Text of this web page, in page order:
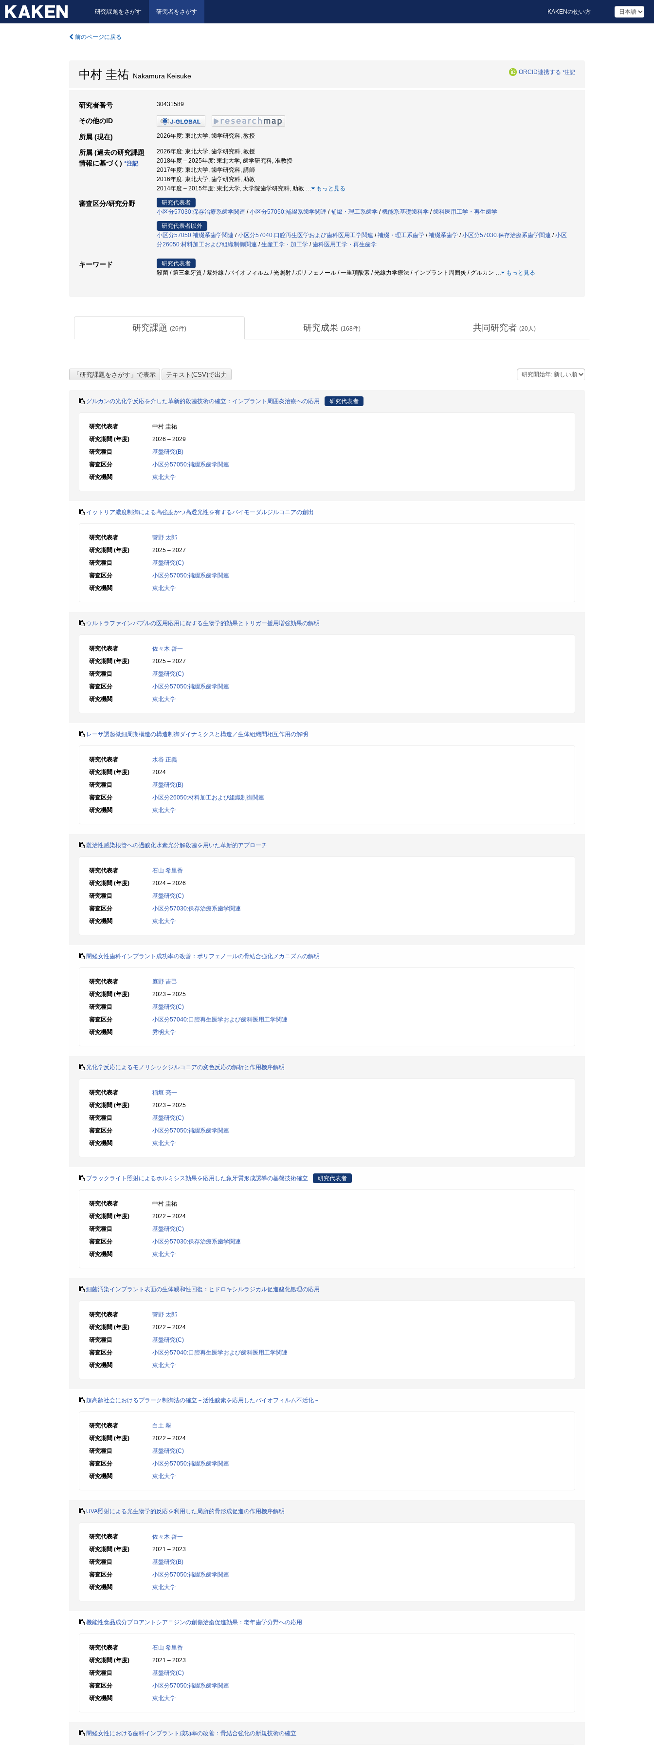
研究課題をさがす 研究者をさがす KAKENの使い方
前のページに戻る
中村 圭祐 Nakamura Keisuke ORCID連携する *注記
研究者番号 30431589
その他のID
所属 (現在) 2026年度: 東北大学, 歯学研究科, 教授
所属 (過去の研究課題
情報に基づく) *注記
2026年度: 東北大学, 歯学研究科, 教授
2018年度 – 2025年度: 東北大学, 歯学研究科, 准教授
2017年度: 東北大学, 歯学研究科, 講師
2016年度: 東北大学, 歯学研究科, 助教
2014年度 – 2015年度: 東北大学, 大学院歯学研究科, 助教 … もっと見る
審査区分/研究分野
研究代表者
小区分57030:保存治療系歯学関連 /小区分57050:補綴系歯学関連 /補綴・理工系歯学 /機能系基礎歯科学 /歯科医用工学・再生歯学
研究代表者以外
小区分57050:補綴系歯学関連 /小区分57040:口腔再生医学および歯科医用工学関連 /補綴・理工系歯学 /補綴系歯学 /小区分57030:保存治療系歯学関連 /小区
分26050:材料加工および組織制御関連 /生産工学・加工学 /歯科医用工学・再生歯学
キーワード
研究代表者
殺菌 / 第三象牙質 / 紫外線 / バイオフィルム / 光照射 / ポリフェノール / 一重項酸素 / 光線力学療法 / インプラント周囲炎 / グルカン … もっと見る
研究課題 (26件) 研究成果 (168件) 共同研究者 (20人)
グルカンの光化学反応を介した革新的殺菌技術の確立：インプラント周囲炎治療への応用 研究代表者
研究代表者
中村 圭祐
研究期間 (年度)
2026 – 2029
研究種目
基盤研究(B)
審査区分
小区分57050:補綴系歯学関連
研究機関
東北大学
イットリア濃度制御による高強度かつ高透光性を有するバイモーダルジルコニアの創出
研究代表者
菅野 太郎
研究期間 (年度)
2025 – 2027
研究種目
基盤研究(C)
審査区分
小区分57050:補綴系歯学関連
研究機関
東北大学
ウルトラファインバブルの医用応用に資する生物学的効果とトリガー援用増強効果の解明
研究代表者
佐々木 啓一
研究期間 (年度)
2025 – 2027
研究種目
基盤研究(C)
審査区分
小区分57050:補綴系歯学関連
研究機関
東北大学
レーザ誘起微細周期構造の構造制御ダイナミクスと構造／生体組織間相互作用の解明
研究代表者
水谷 正義
研究期間 (年度)
2024
研究種目
基盤研究(B)
審査区分
小区分26050:材料加工および組織制御関連
研究機関
東北大学
難治性感染根管への過酸化水素光分解殺菌を用いた革新的アプローチ
研究代表者
石山 希里香
研究期間 (年度)
2024 – 2026
研究種目
基盤研究(C)
審査区分
小区分57030:保存治療系歯学関連
研究機関
東北大学
閉経女性歯科インプラント成功率の改善：ポリフェノールの骨結合強化メカニズムの解明
研究代表者
庭野 吉己
研究期間 (年度)
2023 – 2025
研究種目
基盤研究(C)
審査区分
小区分57040:口腔再生医学および歯科医用工学関連
研究機関
秀明大学
光化学反応によるモノリシックジルコニアの変色反応の解析と作用機序解明
研究代表者
稲垣 亮一
研究期間 (年度)
2023 – 2025
研究種目
基盤研究(C)
審査区分
小区分57050:補綴系歯学関連
研究機関
東北大学
ブラックライト照射によるホルミシス効果を応用した象牙質形成誘導の基盤技術確立 研究代表者
研究代表者
中村 圭祐
研究期間 (年度)
2022 – 2024
研究種目
基盤研究(C)
審査区分
小区分57030:保存治療系歯学関連
研究機関
東北大学
細菌汚染インプラント表面の生体親和性回復：ヒドロキシルラジカル促進酸化処理の応用
研究代表者
菅野 太郎
研究期間 (年度)
2022 – 2024
研究種目
基盤研究(C)
審査区分
小区分57040:口腔再生医学および歯科医用工学関連
研究機関
東北大学
超高齢社会におけるプラーク制御法の確立－活性酸素を応用したバイオフィルム不活化－
研究代表者
白土 翠
研究期間 (年度)
2022 – 2024
研究種目
基盤研究(C)
審査区分
小区分57050:補綴系歯学関連
研究機関
東北大学
UVA照射による光生物学的反応を利用した局所的骨形成促進の作用機序解明
研究代表者
佐々木 啓一
研究期間 (年度)
2021 – 2023
研究種目
基盤研究(B)
審査区分
小区分57050:補綴系歯学関連
研究機関
東北大学
機能性食品成分プロアントシアニジンの創傷治癒促進効果：老年歯学分野への応用
研究代表者
石山 希里香
研究期間 (年度)
2021 – 2023
研究種目
基盤研究(C)
審査区分
小区分57050:補綴系歯学関連
研究機関
東北大学
閉経女性における歯科インプラント成功率の改善：骨結合強化の新規技術の確立